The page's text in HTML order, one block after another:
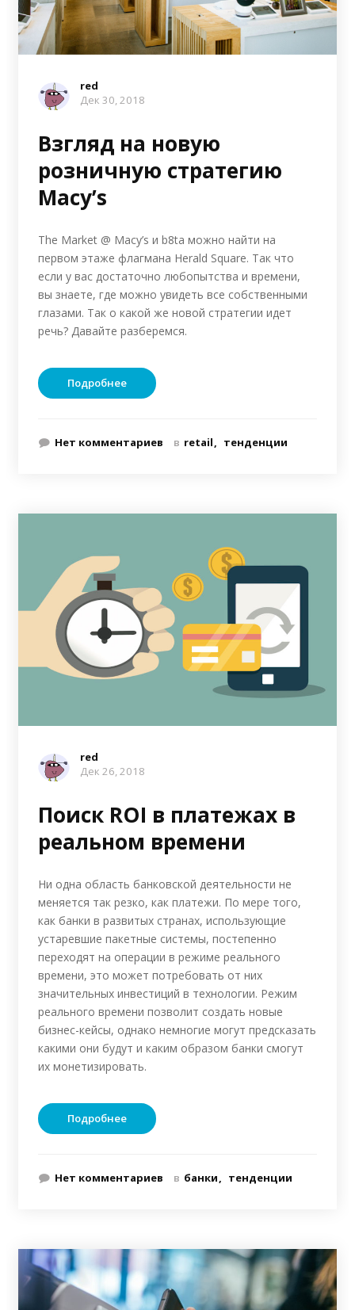
red
Дек 30, 2018
Взгляд на новую
розничную стратегию
Macy’s
The Market @ Macy’s и b8ta можно найти на
первом этаже флагмана Herald Square. Так что
если у вас достаточно любопытства и времени,
вы знаете, где можно увидеть все собственными
глазами. Так о какой же новой стратегии идет
речь? Давайте разберемся.
Подробнее
Нет комментариев в retail тенденции
red
Дек 26, 2018
Поиск ROI в платежах в
реальном времени
Ни одна область банковской деятельности не
меняется так резко, как платежи. По мере того,
как банки в развитых странах, использующие
устаревшие пакетные системы, постепенно
переходят на операции в режиме реального
времени, это может потребовать от них
значительных инвестиций в технологии. Режим
реального времени позволит создать новые
бизнес-кейсы, однако немногие могут предсказать
какими они будут и каким образом банки смогут
их монетизировать.
Подробнее
Нет комментариев в банки тенденции